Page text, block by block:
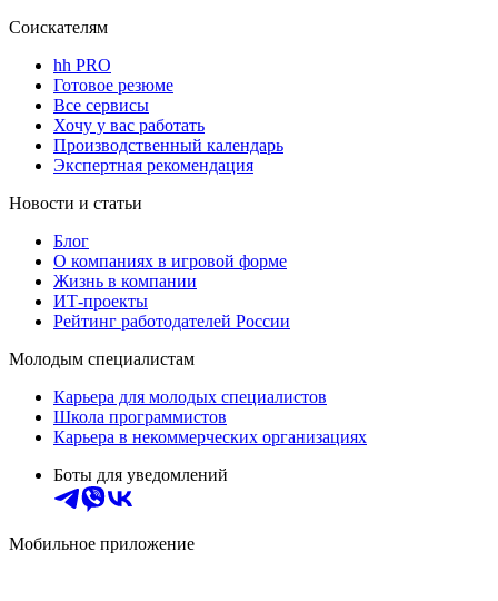
Соискателям
hh PRO
Готовое резюме
Все сервисы
Хочу у вас работать
Производственный календарь
Экспертная рекомендация
Новости и статьи
Блог
О компаниях в игровой форме
Жизнь в компании
ИТ-проекты
Рейтинг работодателей России
Молодым специалистам
Карьера для молодых специалистов
Школа программистов
Карьера в некоммерческих организациях
Боты для уведомлений
Мобильное приложение